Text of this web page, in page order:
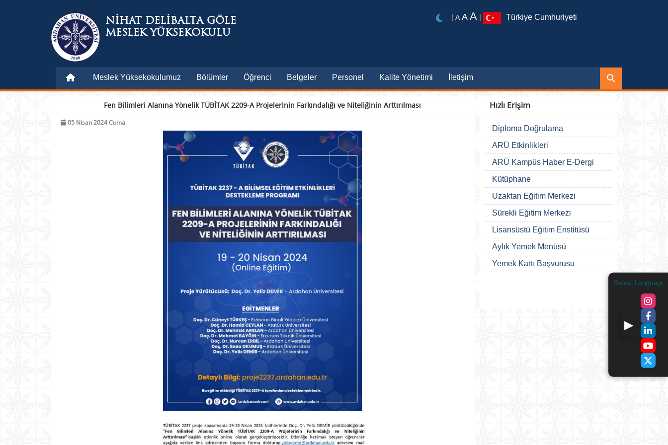
NİHAT DELİBALTA GÖLE
MESLEK YÜKSEKOKULU
A A A Türkiye Cumhuriyeti
Meslek Yüksekokulumuz Bölümler Öğrenci Belgeler Personel Kalite Yönetimi İletişim
Fen Bilimleri Alanına Yönelik TÜBİTAK 2209-A Projelerinin Farkındalığı ve Niteliğinin Arttırılması
05 Nisan 2024 Cuma
Hızlı Erişim
Diploma Doğrulama
ARÜ Etkinlikleri
ARÜ Kampüs Haber E-Dergi
Kütüphane
Uzaktan Eğitim Merkezi
Sürekli Eğitim Merkezi
Lisansüstü Eğitim Enstitüsü
Aylık Yemek Menüsü
Yemek Kartı Başvurusu
Select Language